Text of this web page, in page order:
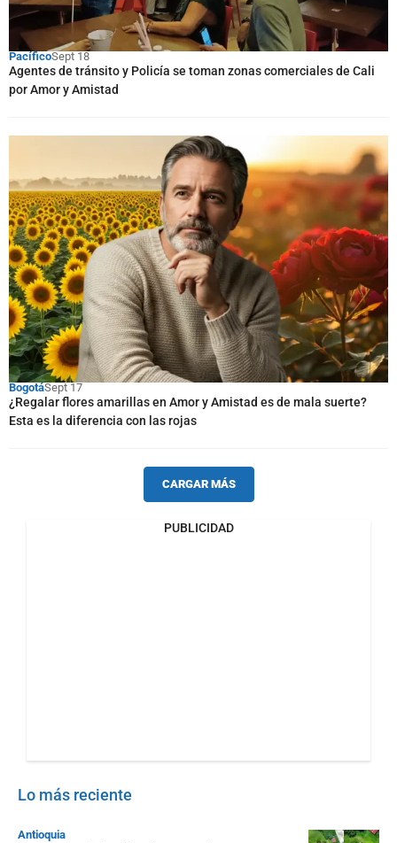
PacíficoSept 18
Agentes de tránsito y Policía se toman zonas comerciales de Cali
por Amor y Amistad
BogotáSept 17
¿Regalar flores amarillas en Amor y Amistad es de mala suerte?
Esta es la diferencia con las rojas
CARGAR MÁS
PUBLICIDAD
Lo más reciente
Antioquia